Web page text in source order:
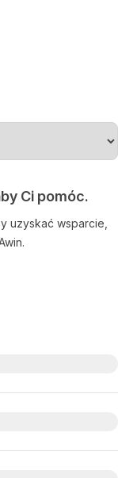
Ci pomóc.
uzyskać wsparcie,